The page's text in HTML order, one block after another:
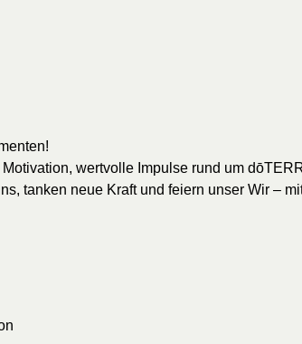
wertvolle Impulse rund um
tanken neue Kraft und feiern unser Wir –